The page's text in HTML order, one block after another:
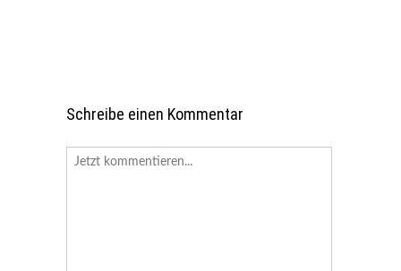
Schreibe einen Kommentar